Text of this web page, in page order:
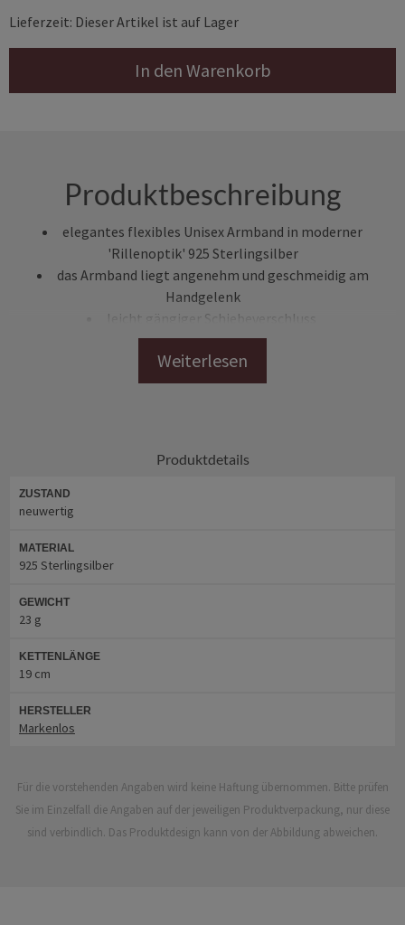
Lieferzeit: Dieser Artikel ist auf Lager
In den Warenkorb
Produktbeschreibung
elegantes flexibles Unisex Armband in moderner
'Rillenoptik' 925 Sterlingsilber
das Armband liegt angenehm und geschmeidig am
Handgelenk
leicht gängiger Schiebeverschluss
Sicherheitsacht sorgt für extra Sicherheit
bei Secondhand bzw. historischen Schmuck handelt es sich
Maße
Produktdetails
ZUSTAND
neuwertig
MATERIAL
925 Sterlingsilber
GEWICHT
23 g
KETTENLÄNGE
19 cm
HERSTELLER
Markenlos
Für die vorstehenden Angaben wird keine Haftung übernommen. Bitte prüfen
Sie im Einzelfall die Angaben auf der jeweiligen Produktverpackung, nur diese
sind verbindlich. Das Produktdesign kann von der Abbildung abweichen.